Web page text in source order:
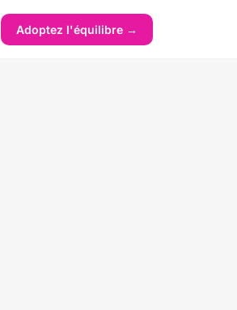
Adoptez l'équilibre →